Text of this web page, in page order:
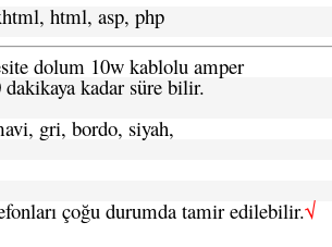
html, asp, php
dolum 10w kablolu amper
kadar süre bilir.
gri, bordo, siyah,
çoğu durumda tamir edilebilir.√